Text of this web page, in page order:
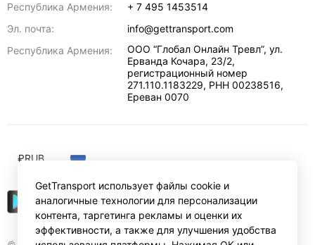
Республика Армения:
+ 7 495 1453514
Эл. почта:
info@gettransport.com
Республика Армения:
ООО “Глобал Онлайн Тревл”, ул.
Ерванда Кочара, 23/2,
регистрационный номер
271.110.1183229, РНН 00238516,
Ереван 0070
₽RUB
GetTransport использует файлы cookie и
аналогичные технологии для персонализации
контента, таргетинга рекламы и оценки их
эффективности, а также для улучшения удобства